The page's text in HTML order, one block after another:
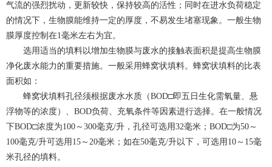
气流的强烈扰动，更新较快，保持较高的活性；同时在进水负荷稳定
的情况下，生物膜能维持一定的厚度，不易发生堵塞现象。一般生物
膜厚度控制在1毫米左右为宜。
选用适当的填料以增加生物膜与废水的接触表面积是提高生物膜
净化废水能力的重要措施。一般采用蜂窝状填料。蜂窝状填料的比表
面积如：
蜂窝状填料孔径须根据废水水质（BOD□即五日生化需氧量、悬
浮物等的浓度）、BOD负荷、充氧条件等因素进行选择。在一般情况
下BOD□浓度为100～300毫克/升，孔径可选用32毫米；BOD□为50～
100毫克/升可选用15～20毫米；如在50毫克/升以下，可选用10～15毫
米孔径的填料。